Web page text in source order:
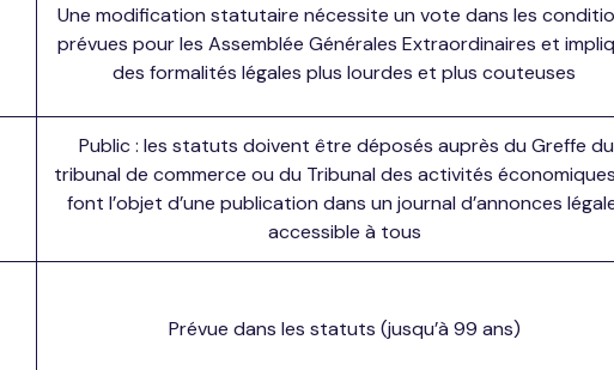
Une modification statutaire nécessite un vote dans les
prévues pour les Assemblée Générales Extraordinaires et
des formalités légales plus lourdes et plus couteuses
Public : les statuts doivent être déposés auprès du Greffe du
tribunal de commerce ou du Tribunal des activités
font l’objet d’une publication dans un journal d’annonces
accessible à tous
Prévue dans les statuts (jusqu’à 99 ans)